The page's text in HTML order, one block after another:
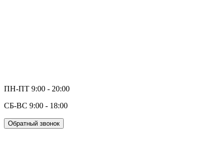
ПН-ПТ 9:00 - 20:00
СБ-ВС 9:00 - 18:00
Обратный звонок